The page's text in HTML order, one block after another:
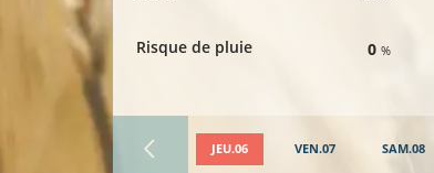
Risque de pluie 0%
JEU.06 VEN.07 SAM.08